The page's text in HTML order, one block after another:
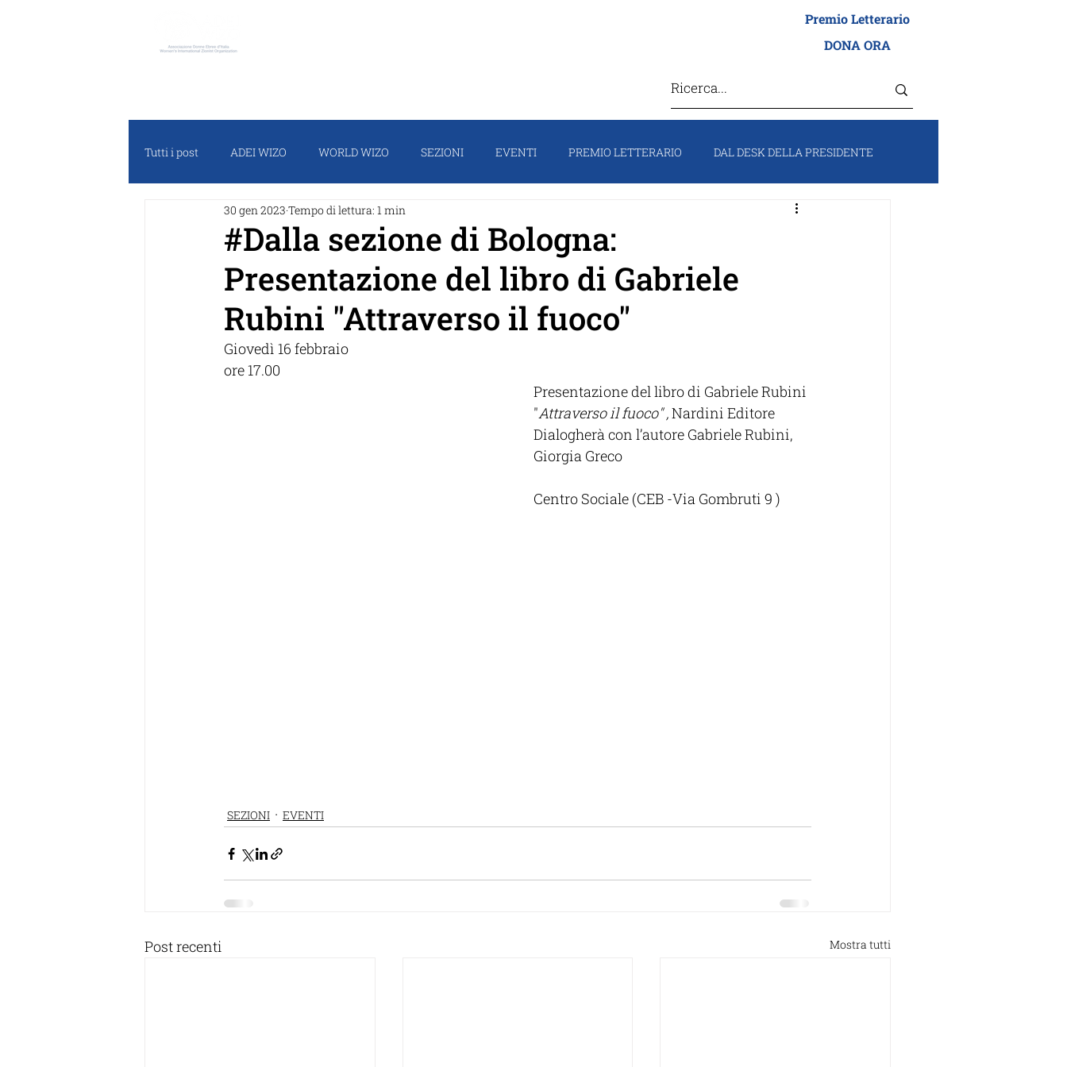
Premio Letterario
DONA ORA
Tutti i post ADEI WIZO WORLD WIZO SEZIONI EVENTI PREMIO LETTERARIO DAL DESK DELLA PRESIDENTE
RASSEGNA STAMPA PROGETTI CAMPAGNA VOCI DA ISRAELE
#Dalla sezione di Bologna:
Presentazione del libro di Gabriele
Rubini "Attraverso il fuoco"
30 gen 2023 Tempo di lettura: 1 min
Giovedì 16 febbraio
ore 17.00
Presentazione del librodi Gabriele Rubini
"Attraverso il fuoco" , Nardini Editore
Dialogherà con l’autore Gabriele Rubini,
Giorgia Greco
Centro Sociale (CEB -Via Gombruti 9 )
SEZIONI EVENTI
Post recenti Mostra tutti